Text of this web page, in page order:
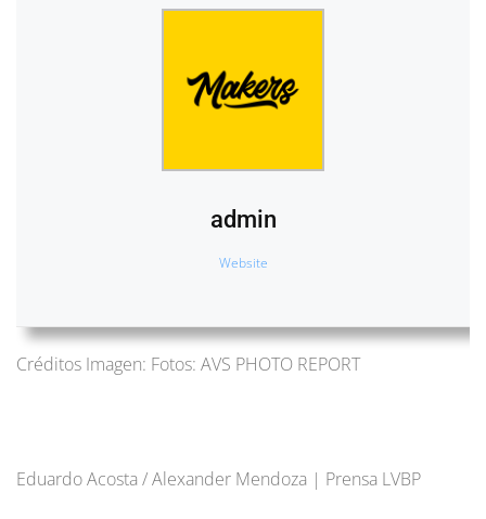
admin
Website
Créditos Imagen: Fotos: AVS PHOTO REPORT
Eduardo Acosta / Alexander Mendoza | Prensa LVBP